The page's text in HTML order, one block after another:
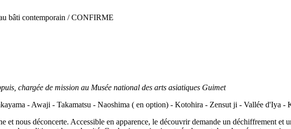
bâti contemporain / CONFIRME
chargée de mission au Musée national des arts asiatiques Guimet
- Awaji - Takamatsu - Naoshima ( en option) - Kotohira - Zensut ji - Vallée
et nous déconcerte. Accessible en apparence, le découvrir demande un déchiffrement et